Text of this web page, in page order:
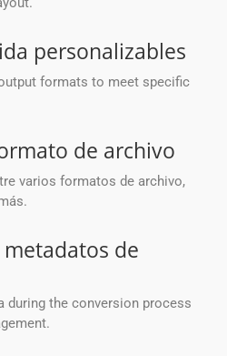
personalizables
formats to meet specific
de archivo
varios formatos de archivo,
de
during the conversion process